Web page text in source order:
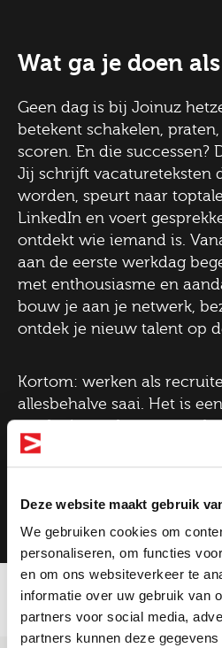
Deze website maakt gebruik
We gebruiken cookies om
personaliseren, om functies
en om ons websiteverkeer te
informatie over uw gebruik van
partners voor social media,
partners kunnen deze
Wat ga je doen
Geen dag is bij Joinuz
betekent schakelen,
scoren. En die successen?
Jij schrijft vacatureteksten
worden, speurt naar
LinkedIn en voert
ontdekt wie iemand is.
aan de eerste werkdag
met enthousiasme en
bouw je aan je netwerk,
ontdek je nieuw talent op
Kortom: werken als
allesbehalve saai. Het is
marketing, sales en een
Precies wat het zo leuk
Bekijk onze
Altijd als 1e op de
nieuwste